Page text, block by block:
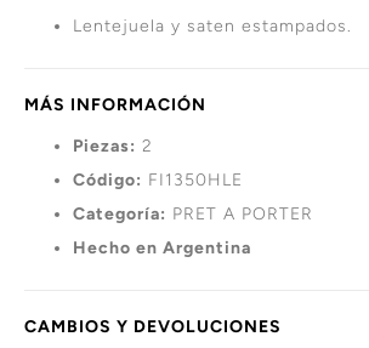
Lentejuela y saten estampados.
MÁS INFORMACIÓN
Piezas: 2
Código: FI1350HLE
Categoría: PRET A PORTER
Hecho en Argentina
CAMBIOS Y DEVOLUCIONES